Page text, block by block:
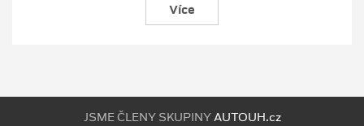
Více
JSME ČLENY SKUPINYAUTOUH.cz